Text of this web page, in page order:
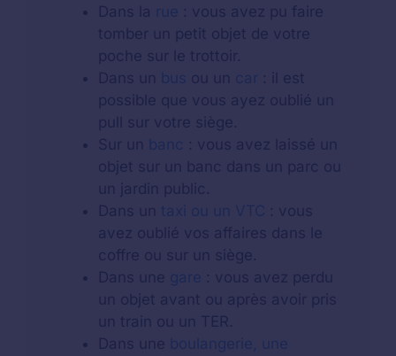
Dans la rue : vous avez pu faire
tomber un petit objet de votre
poche sur le trottoir.
Dans un bus ou un car : il est
possible que vous ayez oublié un
pull sur votre siège.
Sur un banc : vous avez laissé un
objet sur un banc dans un parc ou
un jardin public.
Dans un taxi ou un VTC : vous
avez oublié vos affaires dans le
coffre ou sur un siège.
Dans une gare : vous avez perdu
un objet avant ou après avoir pris
un train ou un TER.
Dans une boulangerie, une